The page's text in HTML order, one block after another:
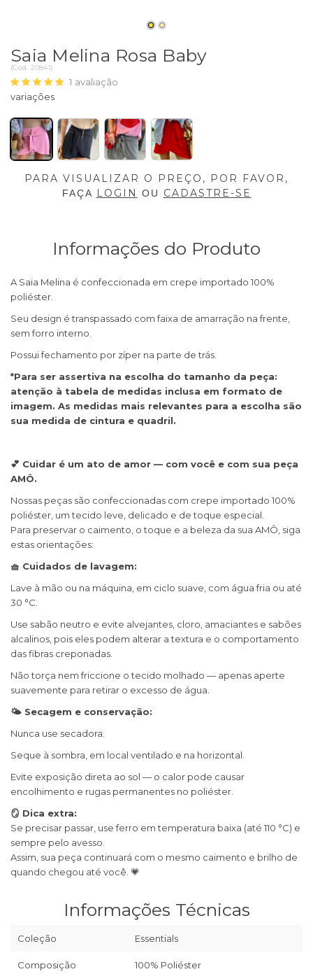
Saia Melina Rosa Baby
(Cód. 20841)
1 avaliação
PARA VISUALIZAR O PREÇO, POR FAVOR,
FAÇA LOGIN OU CADASTRE-SE
Informações do Produto
A Saia Melina é confeccionada em crepe importado 100%
poliéster.
Seu design é transpassado com faixa de amarração na frente,
sem forro interno.
Possui fechamento por zíper na parte de trás.
*Para ser assertiva na escolha do tamanho da peça:
atenção à tabela de medidas inclusa em formato de
imagem. As medidas mais relevantes para a escolha são
sua medida de cintura e quadril.
💕 Cuidar é um ato de amor — com você e com sua peça
AMÔ.
Nossas peças são confeccionadas com crepe importado 100%
poliéster, um tecido leve, delicado e de toque especial.
Para preservar o caimento, o toque e a beleza da sua AMÔ, siga
estas orientações:
🧺 Cuidados de lavagem:
Lave à mão ou na máquina, em ciclo suave, com água fria ou até
30 °C.
Use sabão neutro e evite alvejantes, cloro, amaciantes e sabões
alcalinos, pois eles podem alterar a textura e o comportamento
das fibras creponadas.
Não torça nem friccione o tecido molhado — apenas aperte
suavemente para retirar o excesso de água.
🌤 Secagem e conservação:
Nunca use secadora.
Seque à sombra, em local ventilado e na horizontal.
Evite exposição direta ao sol — o calor pode causar
encolhimento e rugas permanentes no poliéster.
🪞 Dica extra:
Se precisar passar, use ferro em temperatura baixa (até 110 °C) e
sempre pelo avesso.
Assim, sua peça continuará com o mesmo caimento e brilho de
quando chegou até você. 💗
Informações Técnicas
Coleção Essentials
Composição 100% Poliéster